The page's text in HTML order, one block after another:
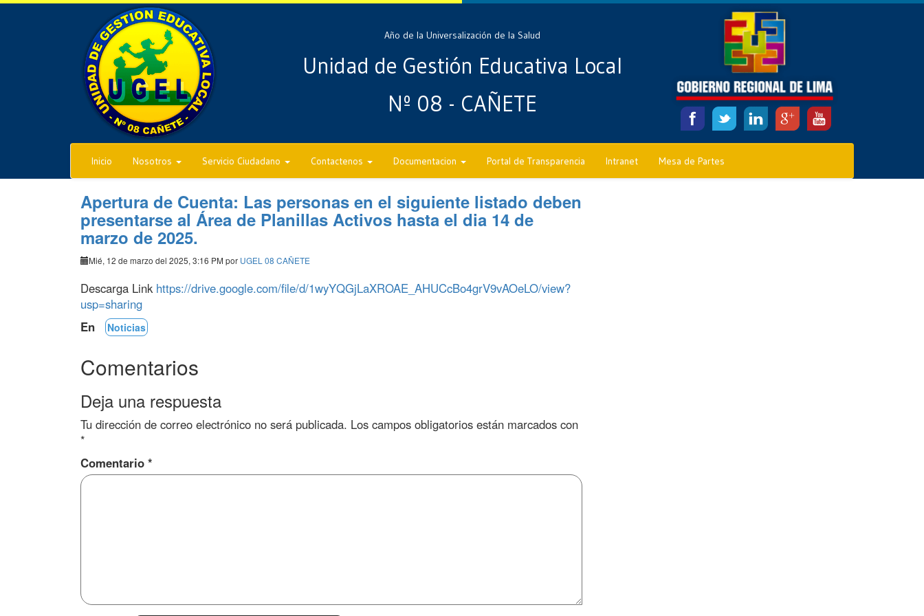
Año de la Universalización de la Salud
Unidad de Gestión Educativa Local
Nº 08 - CAÑETE
Inicio Nosotros Servicio Ciudadano Contactenos Documentacion Portal de Transparencia Intranet Mesa de Partes
Apertura de Cuenta: Las personas en el siguiente listado deben
presentarse al Área de Planillas Activos hasta el dia 14 de
marzo de 2025.
Mié, 12 de marzo del 2025, 3:16 PM por UGEL 08 CAÑETE
Descarga Link https://drive.google.com/file/d/1wyYQGjLaXROAE_AHUCcBo4grV9vAOeLO/view?
usp=sharing
En
Noticias
Comentarios
Deja una respuesta
Tu dirección de correo electrónico no será publicada. Los campos obligatorios están marcados con
*
Comentario *